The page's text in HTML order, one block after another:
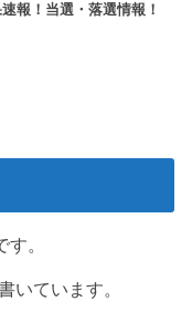
報！当選・落選情報！
。
いています。